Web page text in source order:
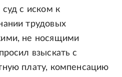
суд с иском к
трудовых
не носящими
взыскать с
плату, компенсацию